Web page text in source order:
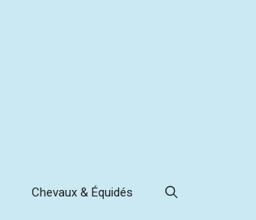
Chevaux & Équidés